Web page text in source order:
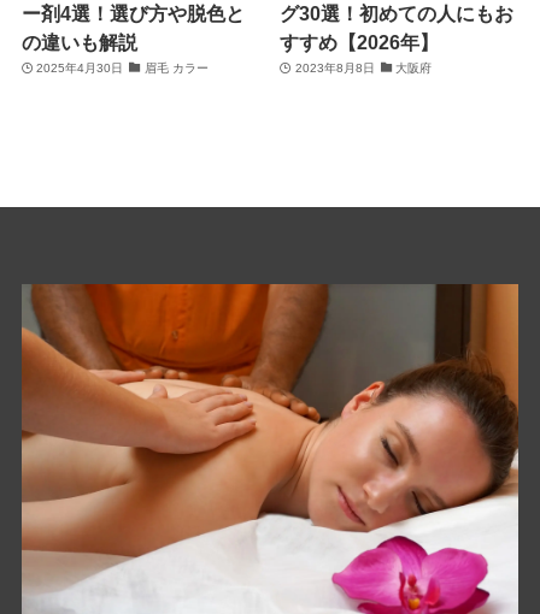
ー剤4選！選び方や脱色と
の違いも解説
2025年4月30日 眉毛 カラー
グ30選！初めての人にもお
すすめ【2026年】
2023年8月8日 大阪府